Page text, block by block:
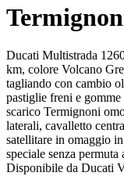
Ducati Multistrada
km, colore Volcano
tagliando con cambio
pastiglie freni e
scarico Termignoni
laterali, cavalletto
satellitare in omaggio
speciale senza
Disponibile da Ducati